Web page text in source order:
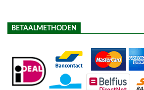
BETAALMETHODEN